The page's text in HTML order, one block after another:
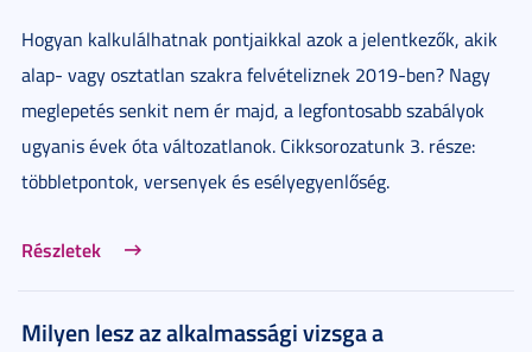
Hogyan kalkulálhatnak pontjaikkal azok a jelentkezők, akik
alap- vagy osztatlan szakra felvételiznek 2019-ben? Nagy
meglepetés senkit nem ér majd, a legfontosabb szabályok
ugyanis évek óta változatlanok. Cikksorozatunk 3. része:
többletpontok, versenyek és esélyegyenlőség.
Részletek
Milyen lesz az alkalmassági vizsga a